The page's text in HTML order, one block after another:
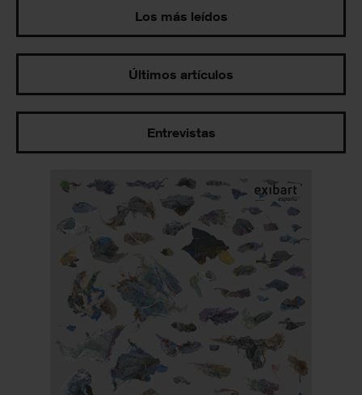
Los más leídos
Últimos artículos
Entrevistas